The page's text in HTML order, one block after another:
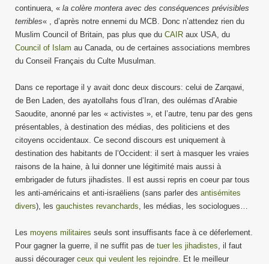
continuera, « la colère montera avec des conséquences prévisibles
terribles« , d’après notre ennemi du MCB. Donc n’attendez rien du
Muslim Council of Britain, pas plus que du CAIR aux USA, du
Council of Islam au Canada, ou de certaines associations membres
du Conseil Français du Culte Musulman.
Dans ce reportage il y avait donc deux discours: celui de Zarqawi,
de Ben Laden, des ayatollahs fous d’Iran, des oulémas d’Arabie
Saoudite, anonné par les « activistes », et l’autre, tenu par des gens
présentables, à destination des médias, des politiciens et des
citoyens occidentaux. Ce second discours est uniquement à
destination des habitants de l’Occident: il sert à masquer les vraies
raisons de la haine, à lui donner une légitimité mais aussi à
embrigader de futurs jihadistes. Il est aussi repris en coeur par tous
les anti-américains et anti-israëliens (sans parler des antisémites
divers), les gauchistes revanchards , les médias, les sociologues…
Les moyens militaires seuls sont insuffisants face à ce déferlement.
Pour gagner la guerre, il ne suffit pas de tuer les jihadistes , il faut
aussi décourager ceux qui veulent les rejoindre . Et le meilleur